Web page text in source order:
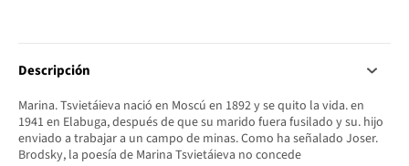
Descripción
Marina. Tsvietáieva nació en Moscú en 1892 y se quito la vida. en
1941 en Elabuga, después de que su marido fuera fusilado y su. hijo
enviado a trabajar a un campo de minas. Como ha señalado Joser.
Brodsky, la poesía de Marina Tsvietáieva no concede